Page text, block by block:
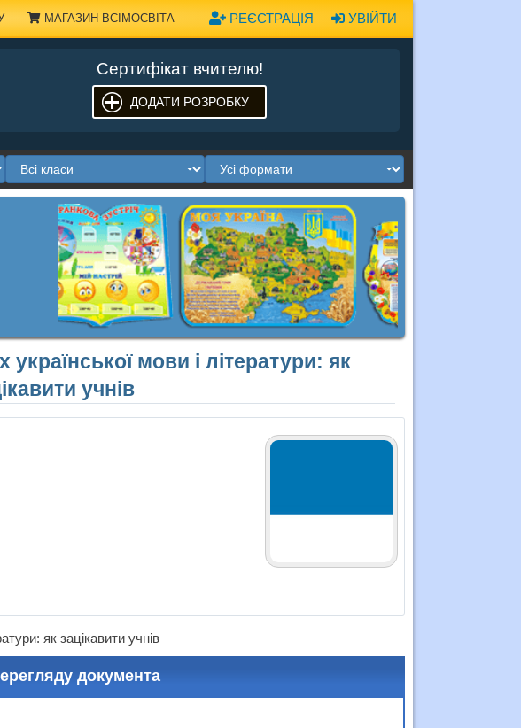
УВІЙТИ
РЕЄСТРАЦІЯ
МАГАЗИН ВСІМОСВІТА
Сертифікат вчителю!
ДОДАТИ РОЗРОБКУ
мови і літератури: як
учнів
як зацікавити учнів
документа